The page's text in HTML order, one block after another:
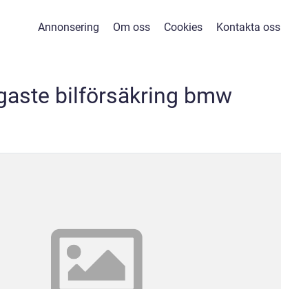
Annonsering Om oss Cookies Kontakta oss
bilförsäkring bmw